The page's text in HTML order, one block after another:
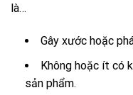
là…
Gây xước hoặc
Không hoặc ít có
sản phẩm.